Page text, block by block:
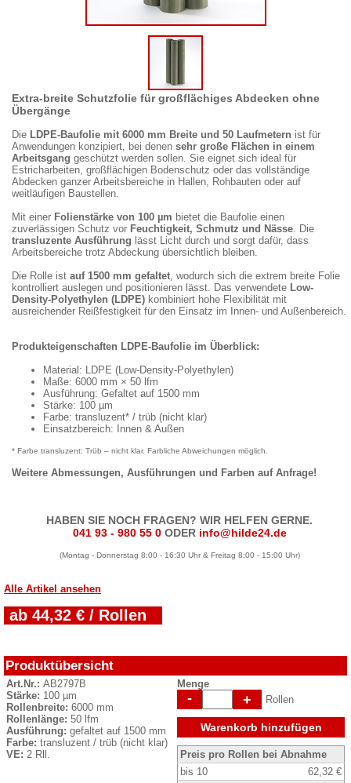
Extra-breite Schutzfolie für großflächiges Abdecken ohne
Übergänge
Die LDPE-Baufolie mit 6000 mm Breite und 50 Laufmetern ist für
Anwendungen konzipiert, bei denen sehr große Flächen in einem
Arbeitsgang geschützt werden sollen. Sie eignet sich ideal für
Estricharbeiten, großflächigen Bodenschutz oder das vollständige
Abdecken ganzer Arbeitsbereiche in Hallen, Rohbauten oder auf
weitläufigen Baustellen.
Mit einer Folienstärke von 100 µm bietet die Baufolie einen
zuverlässigen Schutz vor Feuchtigkeit, Schmutz und Nässe . Die
transluzente Ausführung lässt Licht durch und sorgt dafür, dass
Arbeitsbereiche trotz Abdeckung übersichtlich bleiben.
Die Rolle ist auf 1500 mm gefaltet , wodurch sich die extrem breite Folie
kontrolliert auslegen und positionieren lässt. Das verwendete Low-
Density-Polyethylen (LDPE) kombiniert hohe Flexibilität mit
ausreichender Reißfestigkeit für den Einsatz im Innen- und Außenbereich.
Produkteigenschaften LDPE-Baufolie im Überblick:
Material: LDPE (Low-Density-Polyethylen)
Maße: 6000 mm × 50 lfm
Ausführung: Gefaltet auf 1500 mm
Stärke: 100 µm
Farbe: transluzent* / trüb (nicht klar)
Einsatzbereich: Innen & Außen
* Farbe transluzent: Trüb – nicht klar. Farbliche Abweichungen möglich.
Weitere Abmessungen, Ausführungen und Farben auf Anfrage!
HABEN SIE NOCH FRAGEN? WIR HELFEN GERNE.
041 93 - 980 55 0 ODER info@hilde24.de
(Montag - Donnerstag 8:00 - 16:30 Uhr & Freitag 8:00 - 15:00 Uhr)
Alle Artikel ansehen
ab 44,32 € / Rollen
Produktübersicht
Art.Nr.: AB2797B
Stärke: 100 µm
Rollenbreite: 6000 mm
Rollenlänge: 50 lfm
Ausführung: gefaltet auf 1500 mm
Farbe: transluzent / trüb (nicht klar)
VE: 2 Rll.
Menge
- + Rollen
Warenkorb hinzufügen
Preis pro Rollen bei Abnahme
bis 10
62,32 €